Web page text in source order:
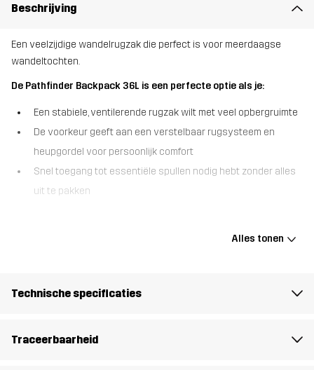
Beschrijving
Een veelzijdige wandelrugzak die perfect is voor meerdaagse
wandeltochten.
De Pathfinder Backpack 36L is een perfecte optie als je:
Een stabiele, ventilerende rugzak wilt met veel opbergruimte
De voorkeur geeft aan een verstelbaar rugsysteem en
heupgordel voor persoonlijk comfort
Snel toegang tot essentiële spullen nodig hebt zonder alles
uit te pakken
nodig hebt om comfortabel meerdaagse trektochten te maken. Het
met zowel een opening aan de bovenkant als aan de voorkant,
ritssluiting, maakt inpakken en organiseren moeiteloos. Met
Alles tonen
Technische specificaties
Traceerbaarheid